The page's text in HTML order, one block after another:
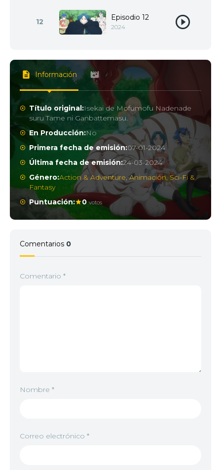
12 Episodio 12
2024
Información
Título original:Isekai de Mofumofu Nadenade
suru Tame ni Ganbattemasu.
En Producción:No
Primera fecha de emisión:07-01-2024
Última fecha de emisión:24-03-2024
Género:Action & Adventure,Animación,Sci-Fi &
Fantasy
Puntuación:
0 votos
Comentarios 0
Comentario *
Nombre *
Correo electrónico *